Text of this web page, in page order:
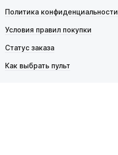
Политика конфиденциальности
Условия правил покупки
Статус заказа
Как выбрать пульт